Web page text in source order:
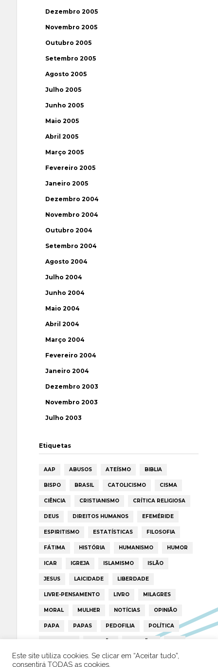
Dezembro 2005
Novembro 2005
Outubro 2005
Setembro 2005
Agosto 2005
Julho 2005
Junho 2005
Maio 2005
Abril 2005
Março 2005
Fevereiro 2005
Janeiro 2005
Dezembro 2004
Novembro 2004
Outubro 2004
Setembro 2004
Agosto 2004
Julho 2004
Junho 2004
Maio 2004
Abril 2004
Março 2004
Fevereiro 2004
Janeiro 2004
Dezembro 2003
Novembro 2003
Julho 2003
Etiquetas
AAP ABUSOS ATEÍSMO BIBLIA
BISPO BRASIL CATOLICISMO CISMA
CIÊNCIA CRISTIANISMO CRÍTICA RELIGIOSA
DEUS DIREITOS HUMANOS EFEMÉRIDE
ESPIRITISMO ESTATÍSTICAS FILOSOFIA
FÁTIMA HISTÓRIA HUMANISMO HUMOR
ICAR IGREJA ISLAMISMO ISLÃO
JESUS LAICIDADE LIBERDADE
LIVRE-PENSAMENTO LIVRO MILAGRES
MORAL MULHER NOTÍCIAS OPINIÃO
PAPA PAPAS PEDOFILIA POLÍTICA
PORTUGAL RELIGIÃO RELIGIÕES RTP
TRUMP VATICANO
Este site utiliza cookies. Se clicar em “Aceitar tudo”,
consentirá TODAS as cookies.